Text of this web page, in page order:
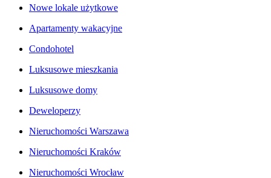
Nowe lokale użytkowe
Apartamenty wakacyjne
Condohotel
Luksusowe mieszkania
Luksusowe domy
Deweloperzy
Nieruchomości Warszawa
Nieruchomości Kraków
Nieruchomości Wrocław